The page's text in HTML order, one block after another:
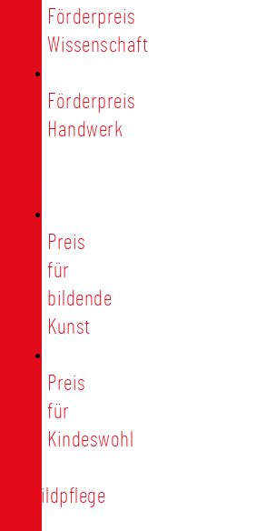
Förderpreis
Wissenschaft
Förderpreis
Handwerk
Preis
für
bildende
Kunst
Preis
für
Kindeswohl
Stadtbildpflege